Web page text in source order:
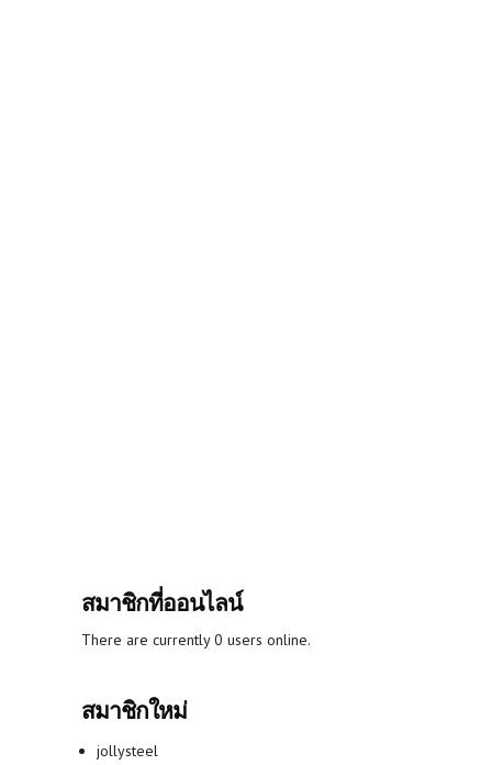
สมาชิกที่ออนไลน์
There are currently 0 users online.
สมาชิกใหม่
jollysteel